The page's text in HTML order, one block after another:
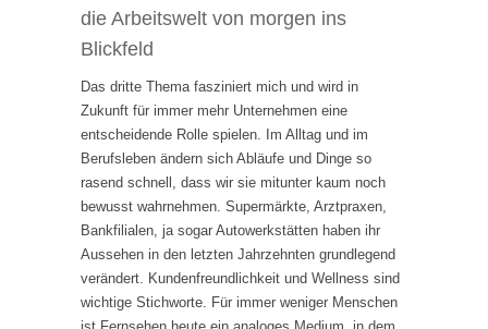
die Arbeitswelt von morgen ins
Blickfeld
Das dritte Thema fasziniert mich und wird in
Zukunft für immer mehr Unternehmen eine
entscheidende Rolle spielen. Im Alltag und im
Berufsleben ändern sich Abläufe und Dinge so
rasend schnell, dass wir sie mitunter kaum noch
bewusst wahrnehmen. Supermärkte, Arztpraxen,
Bankfilialen, ja sogar Autowerkstätten haben ihr
Aussehen in den letzten Jahrzehnten grundlegend
verändert. Kundenfreundlichkeit und Wellness sind
wichtige Stichworte. Für immer weniger Menschen